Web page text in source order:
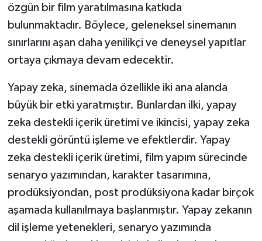
özgün bir film yaratılmasına katkıda
bulunmaktadır. Böylece, geleneksel sinemanın
sınırlarını aşan daha yenilikçi ve deneysel yapıtlar
ortaya çıkmaya devam edecektir.
Yapay zeka, sinemada özellikle iki ana alanda
büyük bir etki yaratmıştır. Bunlardan ilki, yapay
zeka destekli içerik üretimi ve ikincisi, yapay zeka
destekli görüntü işleme ve efektlerdir. Yapay
zeka destekli içerik üretimi, film yapım sürecinde
senaryo yazımından, karakter tasarımına,
prodüksiyondan, post prodüksiyona kadar birçok
aşamada kullanılmaya başlanmıştır. Yapay zekanın
dil işleme yetenekleri, senaryo yazımında